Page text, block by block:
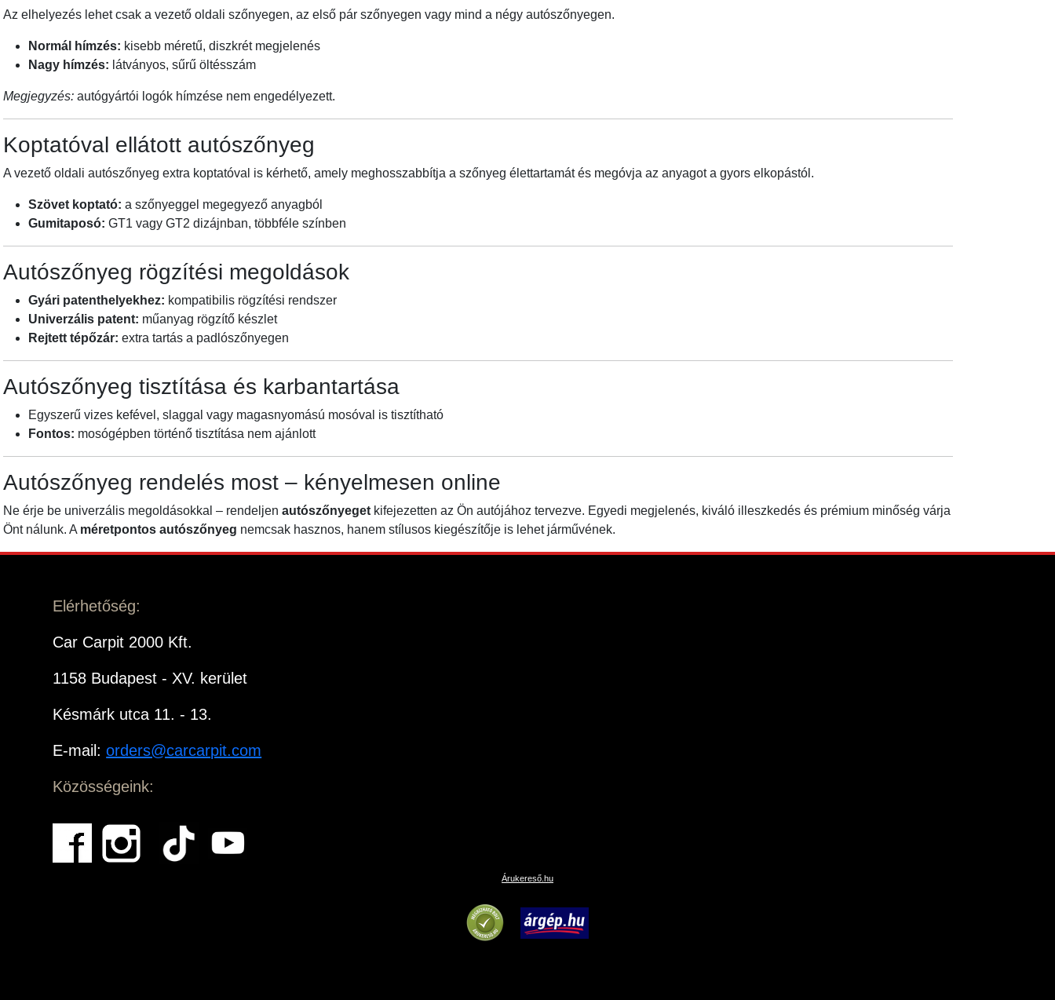
Az elhelyezés lehet csak a vezető oldali szőnyegen, az első pár szőnyegen vagy mind a négy autószőnyegen.
Normál hímzés: kisebb méretű, diszkrét megjelenés
Nagy hímzés: látványos, sűrű öltésszám
Megjegyzés: autógyártói logók hímzése nem engedélyezett.
Koptatóval ellátott autószőnyeg
A vezető oldali autószőnyeg extra koptatóval is kérhető, amely meghosszabbítja a szőnyeg élettartamát és megóvja az anyagot a gyors elkopástól.
Szövet koptató: a szőnyeggel megegyező anyagból
Gumitaposó: GT1 vagy GT2 dizájnban, többféle színben
Autószőnyeg rögzítési megoldások
Gyári patenthelyekhez: kompatibilis rögzítési rendszer
Univerzális patent: műanyag rögzítő készlet
Rejtett tépőzár: extra tartás a padlószőnyegen
Autószőnyeg tisztítása és karbantartása
Egyszerű vizes kefével, slaggal vagy magasnyomású mosóval is tisztítható
Fontos: mosógépben történő tisztítása nem ajánlott
Autószőnyeg rendelés most – kényelmesen online
Ne érje be univerzális megoldásokkal – rendeljen autószőnyegetkifejezetten az Ön autójához tervezve. Egyedi megjelenés, kiváló illeszkedés és prémium minőség várja
Önt nálunk. A méretpontos autószőnyeg nemcsak hasznos, hanem stílusos kiegészítője is lehet járművének.
Elérhetőség:
Car Carpit 2000 Kft.
1158 Budapest - XV. kerület
Késmárk utca 11. - 13.
E-mail:orders@carcarpit.com
Közösségeink:
Árukereső.hu